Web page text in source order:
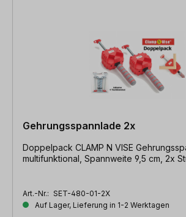
Gehrungsspannlade 2x
Doppelpack CLAMP N VISE
multifunktional, Spannweite 9,5 cm, 2x
Art.-Nr.: SET-480-01-2X
Auf Lager, Lieferung in 1-2 Werktagen